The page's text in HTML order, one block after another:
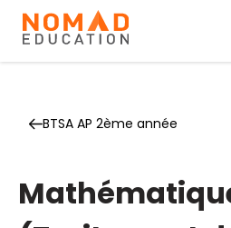
BTSA AP 2ème année